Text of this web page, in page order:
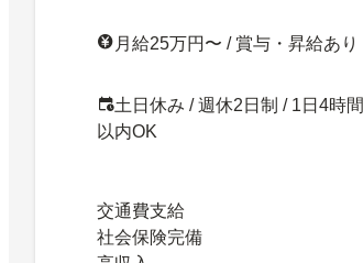
月給25万円〜 / 賞与・昇給あり
土日休み / 週休2日制 / 1日4時間
以内OK
交通費支給
社会保険完備